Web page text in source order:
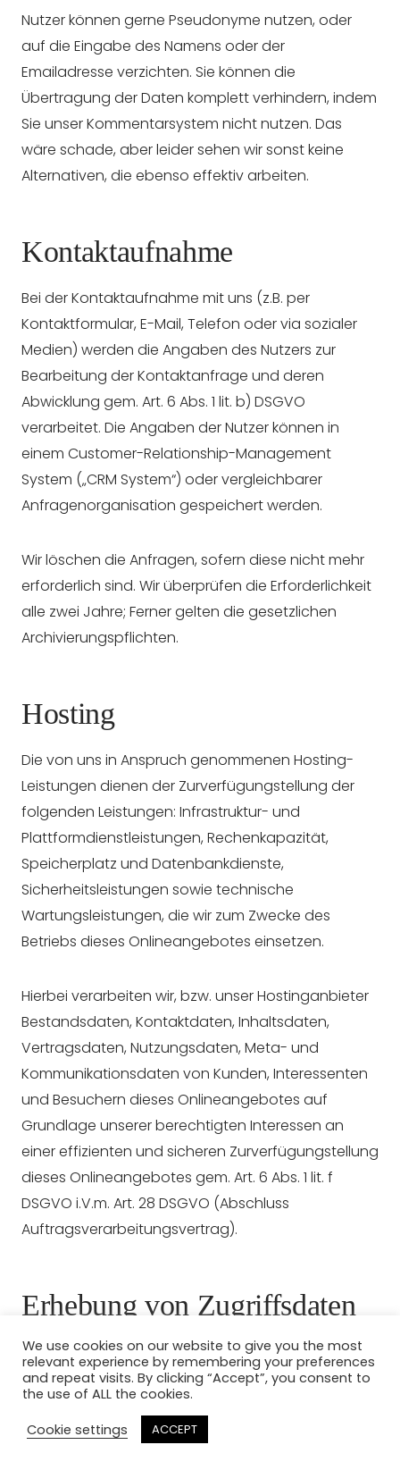
Nutzer können gerne Pseudonyme nutzen, oder
auf die Eingabe des Namens oder der
Emailadresse verzichten. Sie können die
Übertragung der Daten komplett verhindern, indem
Sie unser Kommentarsystem nicht nutzen. Das
wäre schade, aber leider sehen wir sonst keine
Alternativen, die ebenso effektiv arbeiten.
Kontaktaufnahme
Bei der Kontaktaufnahme mit uns (z.B. per
Kontaktformular, E-Mail, Telefon oder via sozialer
Medien) werden die Angaben des Nutzers zur
Bearbeitung der Kontaktanfrage und deren
Abwicklung gem. Art. 6 Abs. 1 lit. b) DSGVO
verarbeitet. Die Angaben der Nutzer können in
einem Customer-Relationship-Management
System („CRM System“) oder vergleichbarer
Anfragenorganisation gespeichert werden.
Wir löschen die Anfragen, sofern diese nicht mehr
erforderlich sind. Wir überprüfen die Erforderlichkeit
alle zwei Jahre; Ferner gelten die gesetzlichen
Archivierungspflichten.
Hosting
Die von uns in Anspruch genommenen Hosting-
Leistungen dienen der Zurverfügungstellung der
folgenden Leistungen: Infrastruktur- und
Plattformdienstleistungen, Rechenkapazität,
Speicherplatz und Datenbankdienste,
Sicherheitsleistungen sowie technische
Wartungsleistungen, die wir zum Zwecke des
Betriebs dieses Onlineangebotes einsetzen.
Hierbei verarbeiten wir, bzw. unser Hostinganbieter
Bestandsdaten, Kontaktdaten, Inhaltsdaten,
Vertragsdaten, Nutzungsdaten, Meta- und
Kommunikationsdaten von Kunden, Interessenten
und Besuchern dieses Onlineangebotes auf
Grundlage unserer berechtigten Interessen an
einer effizienten und sicheren Zurverfügungstellung
dieses Onlineangebotes gem. Art. 6 Abs. 1 lit. f
DSGVO i.V.m. Art. 28 DSGVO (Abschluss
Auftragsverarbeitungsvertrag).
Erhebung von Zugriffsdaten
und Logfiles
Wir, bzw. unser Hostinganbieter, erhebt auf
Grundlage unserer berechtigten Interessen im
Sinne des Art. 6 Abs. 1 lit. f. DSGVO Daten über jeden
We use cookies on our website to give you the most
relevant experience by remembering your preferences
and repeat visits. By clicking “Accept”, you consent to
the use of ALL the cookies.
Cookie settings
ACCEPT